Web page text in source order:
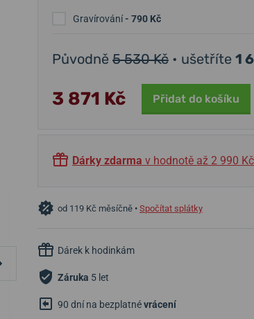
Gravírování- 790 Kč
Původně 5 530 Kč • ušetříte 1
3 871 Kč Přidat do košíku
Dárky zdarma v hodnotě až 2 990 Kč
od 119 Kč měsíčně • Spočítat splátky
Dárek k hodinkám
Záruka 5 let
90 dní na bezplatnévrácení
5 530 Kč
4 424 Kč
5 530 Kč
4 424 Kč